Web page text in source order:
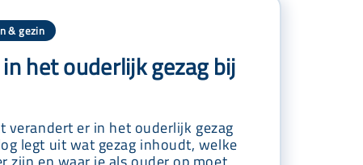
& gezin
het ouderlijk gezag bij
er in het ouderlijk gezag
legt uit wat gezag inhoudt, welke